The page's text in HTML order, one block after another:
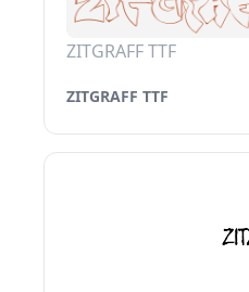
ZITGRAFF TTF
ZITGRAFF TTF